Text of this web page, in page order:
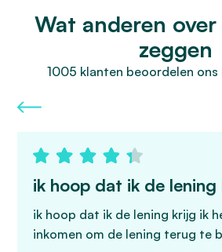
Wat anderen
zeggen
1005 klanten beoordelen
ik hoop dat ik de lening
ik hoop dat ik de lening krijg ik
inkomen om de lening terug te